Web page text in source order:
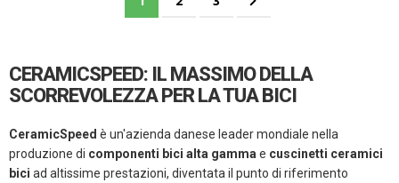
CERAMICSPEED: IL MASSIMO DELLA
SCORREVOLEZZA PER LA TUA BICI
CeramicSpeed è un'azienda danese leader mondiale nella
produzione di componenti bici alta gamma e cuscinetti ceramici
bici ad altissime prestazioni, diventata il punto di riferimento